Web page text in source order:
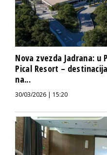
Nova zvezda Jadrana:
Pical Resort –
na...
30/03/2026 | 15:20